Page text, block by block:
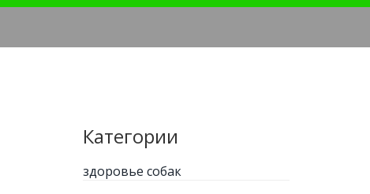
Категории
здоровье собак